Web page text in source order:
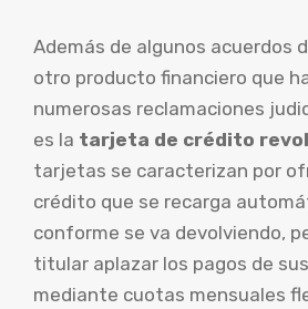
Además de algunos acuerdos
otro producto financiero que
numerosas reclamaciones
es la tarjeta de crédito
tarjetas se caracterizan por
crédito que se recarga
conforme se va devolviendo,
titular aplazar los pagos de
mediante cuotas mensuales